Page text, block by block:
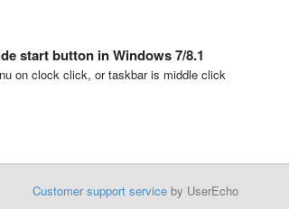
start button in Windows 7/8.1
on clock click, or taskbar is middle click
Customer support serviceby UserEcho